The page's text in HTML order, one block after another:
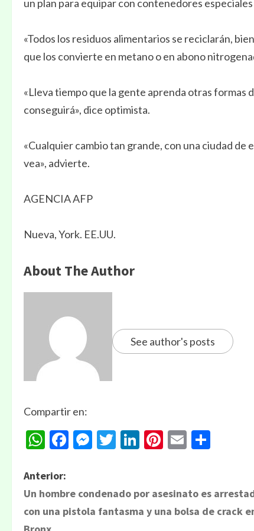
un plan para equipar con contenedores
«Todos los residuos alimentarios se reciclarán,
que los convierte en metano o en abono
«Lleva tiempo que la gente aprenda otras formas
conseguirá», dice optimista.
«Cualquier cambio tan grande, con una ciudad
vea», advierte.
AGENCIA AFP
Nueva, York. EE.UU.
About The Author
See author's posts
Compartir en:
WhatsApp
Facebook
Messenger
Twitter
LinkedIn
Pinterest
Email
Anterior:
Un hombre condenado por asesinato es
con una pistola fantasma y una bolsa de crack